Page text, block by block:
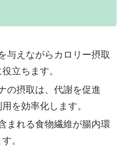
与えながらカロリー摂取
立ちます。
の摂取は、代謝を促進
を効率化します。
まれる食物繊維が腸内環
。